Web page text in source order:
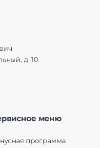
д. 10
меню
программа